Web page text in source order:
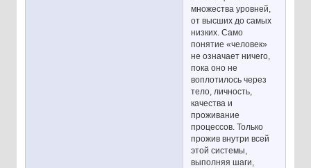
множества уровней,
от высших до самых
низких. Само
понятие «человек»
не означает ничего,
пока оно не
воплотилось через
тело, личность,
качества и
проживание
процессов. Только
прожив внутри всей
этой системы,
выполняя шаги,